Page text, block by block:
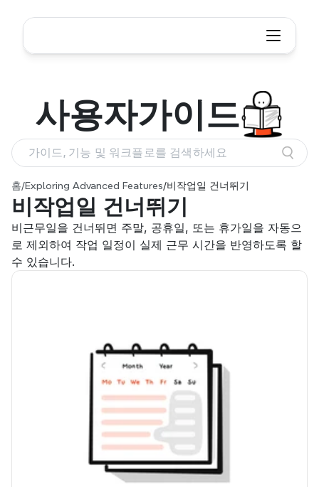
홈/Exploring Advanced Features/비작업일 건너뛰기
비작업일 건너뛰기
비근무일을 건너뛰면 주말, 공휴일, 또는 휴가일을 자동으
로 제외하여 작업 일정이 실제 근무 시간을 반영하도록 할
수 있습니다.
사용자가이드
가이드, 기능 및 워크플로를 검색하세요